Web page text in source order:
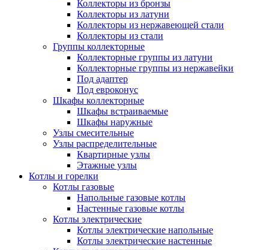
Коллекторы из бронзы
Коллекторы из латуни
Коллекторы из нержавеющей стали
Коллекторы из стали
Группы коллекторные
Коллекторные группы из латуни
Коллекторные группы из нержавейки
Под адаптер
Под евроконус
Шкафы коллекторные
Шкафы встраиваемые
Шкафы наружные
Узлы смесительные
Узлы распределительные
Квартирные узлы
Этажные узлы
Котлы и горелки
Котлы газовые
Напольные газовые котлы
Настенные газовые котлы
Котлы электрические
Котлы электрические напольные
Котлы электрические настенные